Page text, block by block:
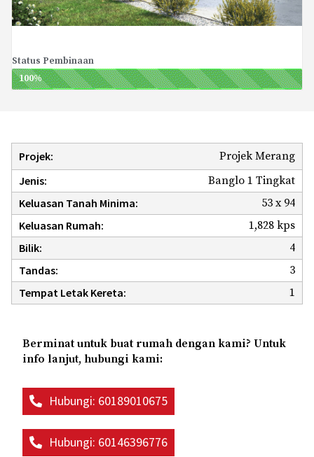
Status Pembinaan
100%
Projek:
Projek Merang
Jenis:
Banglo 1 Tingkat
Keluasan Tanah Minima:
53 x 94
Keluasan Rumah:
1,828 kps
Bilik:
4
Tandas:
3
Tempat Letak Kereta:
1
Berminat untuk buat rumah dengan kami? Untuk
info lanjut, hubungi kami:
Hubungi: 60189010675
Hubungi: 60146396776